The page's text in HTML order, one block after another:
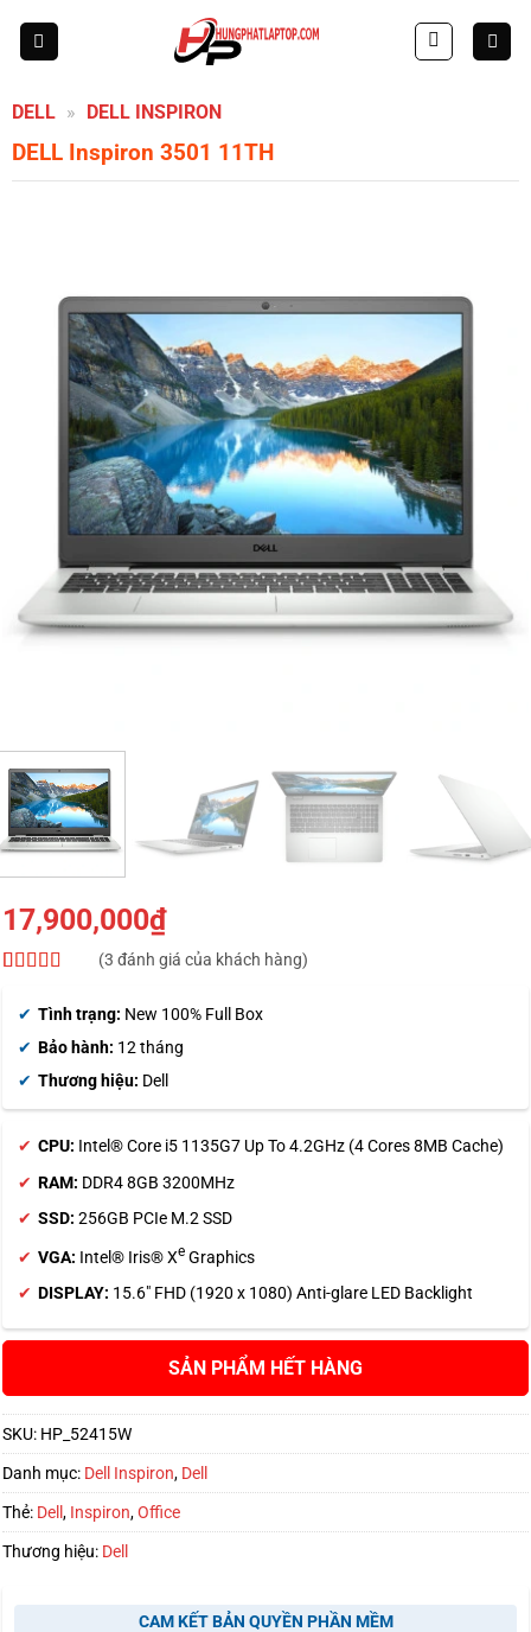
DELL » DELL INSPIRON
DELL Inspiron 3501 11TH
17,900,000₫
dựa trên
đánh giá
(3 đánh giá của khách hàng)
Tình trạng: New 100% Full Box
Bảo hành: 12 tháng
Thương hiệu: Dell
CPU: Intel® Core i5 1135G7 Up To 4.2GHz (4 Cores 8MB Cache)
RAM: DDR4 8GB 3200MHz
SSD: 256GB PCIe M.2 SSD
VGA: Intel® Iris® Xe Graphics
DISPLAY: 15.6″ FHD (1920 x 1080) Anti-glare LED Backlight
HẾT HÀNG
SKU: HP_52415W
Danh mục: Dell Inspiron, Dell
Thẻ: Dell , Inspiron,Office
Thương hiệu: Dell
CAM KẾT BẢN QUYỀN PHẦN MỀM